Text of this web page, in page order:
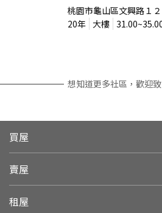
桃園市龜山區文興路１
20年 大樓
想知道更多社區，歡迎致
買屋
賣屋
租屋